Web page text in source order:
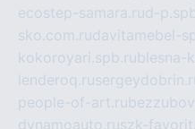
ecostep-samara.rud-
sko.com.rudavitamebel-
kokoroyari.spb.rublesna-
lenderoq.ru
people-of-art.ru
dynamoauto.ruszk-